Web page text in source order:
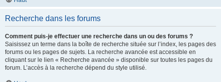
Recherche dans les forums
Comment puis-je effectuer une recherche dans un ou des forums ?
Saisissez un terme dans la boîte de recherche située sur l’index, les pages des
forums ou les pages de sujets. La recherche avancée est accessible en
cliquant sur le lien « Recherche avancée » disponible sur toutes les pages du
forum. L’accès à la recherche dépend du style utilisé.